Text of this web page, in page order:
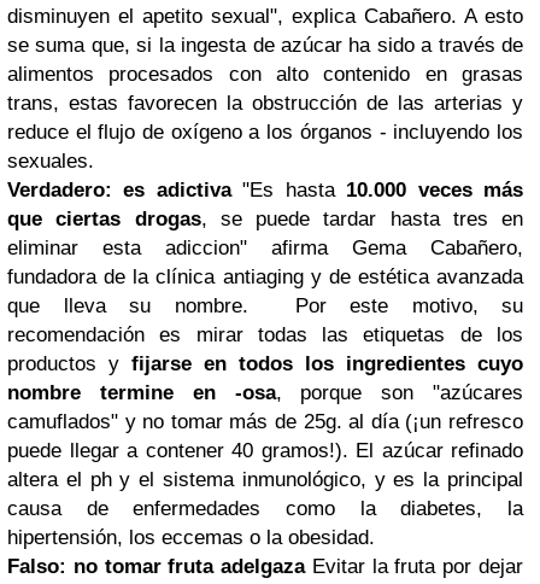
disminuyen el apetito sexual", explica Cabañero. A esto
se suma que, si la ingesta de azúcar ha sido a través de
alimentos procesados​​ con alto contenido en grasas
trans, estas favorecen la obstrucción de las arterias y
reduce el flujo de oxígeno a los órganos - incluyendo los
sexuales.
Verdadero: es adictiva"Es hasta 10.000 veces más
que ciertas drogas, se puede tardar hasta tres en
eliminar esta adiccion" afirma Gema Cabañero,
fundadora de la clínica antiaging y de estética avanzada
que lleva su nombre. Por este motivo, su
recomendación es mirar todas las etiquetas de los
productos y fijarse en todos los ingredientes cuyo
nombre termine en -osa, porque son "azúcares
camuflados" y no tomar más de 25g. al día (¡un refresco
puede llegar a contener 40 gramos!). El azúcar refinado
altera el ph y el sistema inmunológico, y es la principal
causa de enfermedades como la diabetes, la
hipertensión, los eccemas o la obesidad.
Falso: no tomar fruta adelgazaEvitar la fruta por dejar